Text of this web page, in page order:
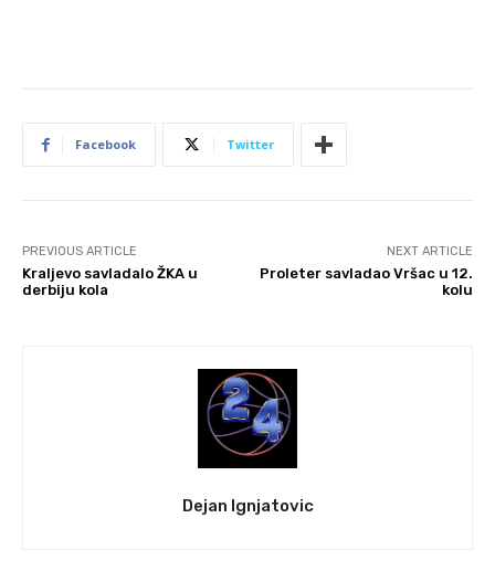
Facebook Twitter
PREVIOUS ARTICLE
Kraljevo savladalo ŽKA u
derbiju kola
NEXT ARTICLE
Proleter savladao Vršac u 12.
kolu
Dejan Ignjatovic